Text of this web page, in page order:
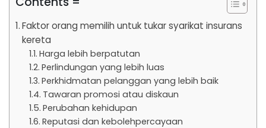
Faktor orang memilih untuk tukar syarikat insurans
kereta
Harga lebih berpatutan
Perlindungan yang lebih luas
Perkhidmatan pelanggan yang lebih baik
Tawaran promosi atau diskaun
Perubahan kehidupan
Reputasi dan kebolehpercayaan